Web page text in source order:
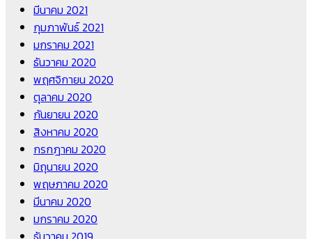
มีนาคม 2021
กุมภาพันธ์ 2021
มกราคม 2021
ธันวาคม 2020
พฤศจิกายน 2020
ตุลาคม 2020
กันยายน 2020
สิงหาคม 2020
กรกฎาคม 2020
มิถุนายน 2020
พฤษภาคม 2020
มีนาคม 2020
มกราคม 2020